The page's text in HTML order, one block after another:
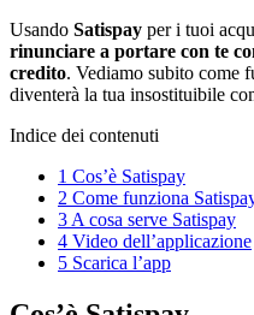
Usando Satispay per i tuoi
rinunciare a portare con te
credito. Vediamo subito come
diventerà la tua insostituibile
Indice dei contenuti
1 Cos’è Satispay
2 Come funziona
3 A cosa serve Satispay
4 Video dell’applicazione
5 Scarica l’app